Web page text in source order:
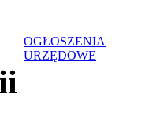
OGŁOSZENIA
URZĘDOWE